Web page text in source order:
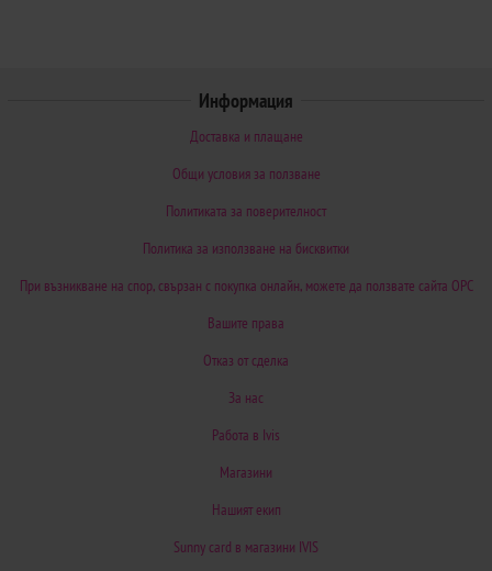
Информация
Доставка и плащане
Общи условия за ползване
Политиката за поверителност
Политика за използване на бисквитки
При възникване на спор, свързан с покупка онлайн, можете да ползвате сайта ОРС
Вашите права
Отказ от сделка
За нас
Работа в Ivis
Магазини
Нашият екип
Sunny card в магазини IVIS